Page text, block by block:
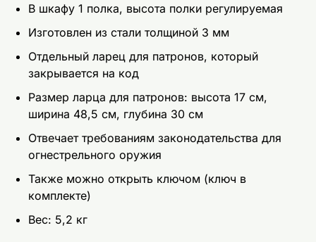
В шкафу 1 полка, высота полки регулируемая
Изготовлен из стали толщиной 3 мм
Отдельный ларец для патронов, который
закрывается на код
Размер ларца для патронов: высота 17 см,
ширина 48,5 см, глубина 30 см
Отвечает требованиям законодательства для
огнестрельного оружия
Также можно открыть ключом (ключ в
комплекте)
Вес: 5,2 кг